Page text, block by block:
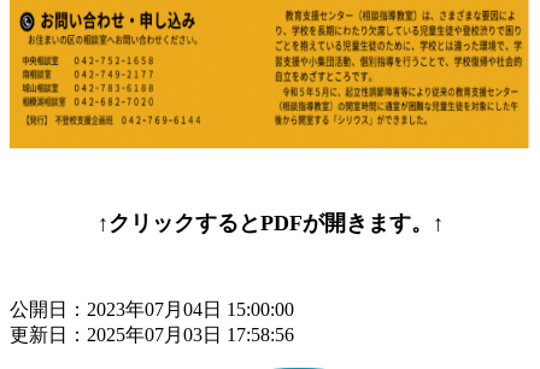
↑クリックするとPDFが開きます。↑
公開日：2023年07月04日 15:00:00
更新日：2025年07月03日 17:58:56